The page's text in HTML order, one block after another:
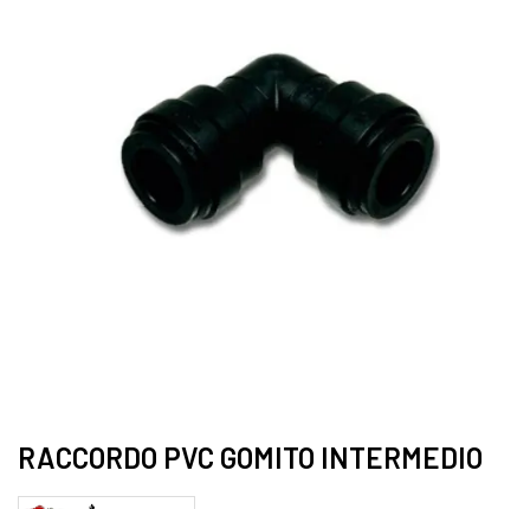
RACCORDO PVC GOMITO INTERMEDIO